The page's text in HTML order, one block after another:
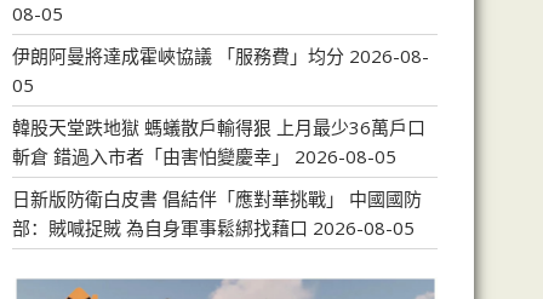
08-05
伊朗阿曼將達成霍峽協議 「服務費」均分 2026-08-
05
韓股天堂跌地獄 螞蟻散戶輸得狠 上月最少36萬戶口
斬倉 錯過入市者「由害怕變慶幸」
2026-08-05
日新版防衛白皮書 倡結伴「應對華挑戰」 中國國防
部：賊喊捉賊 為自身軍事鬆綁找藉口 2026-08-05